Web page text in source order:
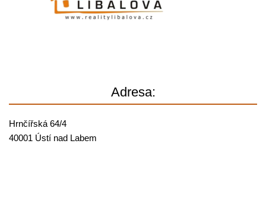
Adresa:
Hrnčířská 64/4
40001 Ústí nad Labem